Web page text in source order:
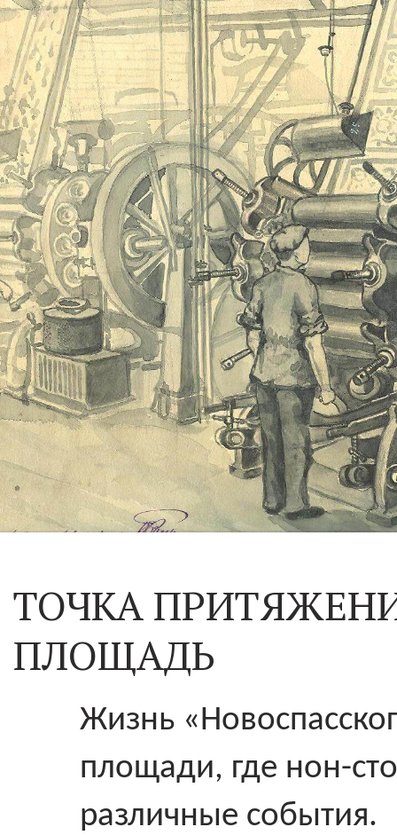
ТОЧКА
ПЛОЩАДЬ
Жизнь
площади, где нон-
различные события.